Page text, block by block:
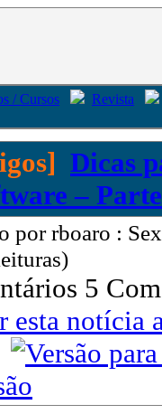
/ Cursos
Revista
Dicas
–
por rboaro :
5